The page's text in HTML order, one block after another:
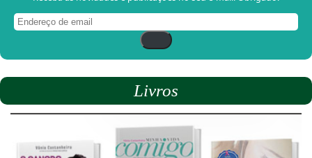
de
email
Livros